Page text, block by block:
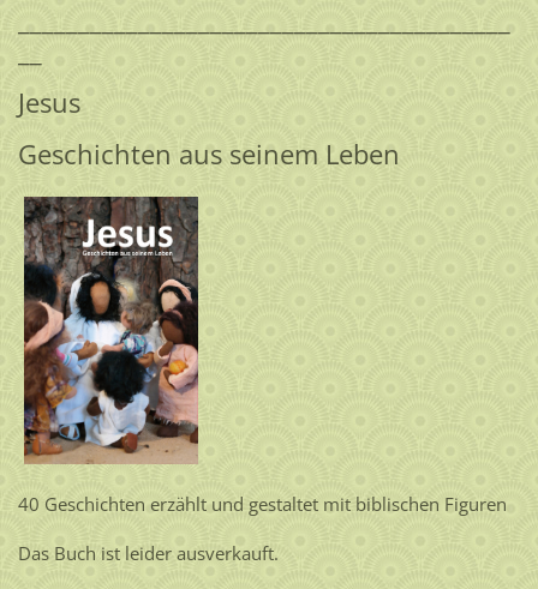
_________________________________________
__
Jesus
Geschichten aus seinem Leben
40 Geschichten erzählt und gestaltet mit biblischen Figuren
Das Buch ist leider ausverkauft.